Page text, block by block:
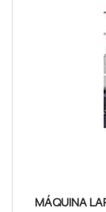
MÁQUINA